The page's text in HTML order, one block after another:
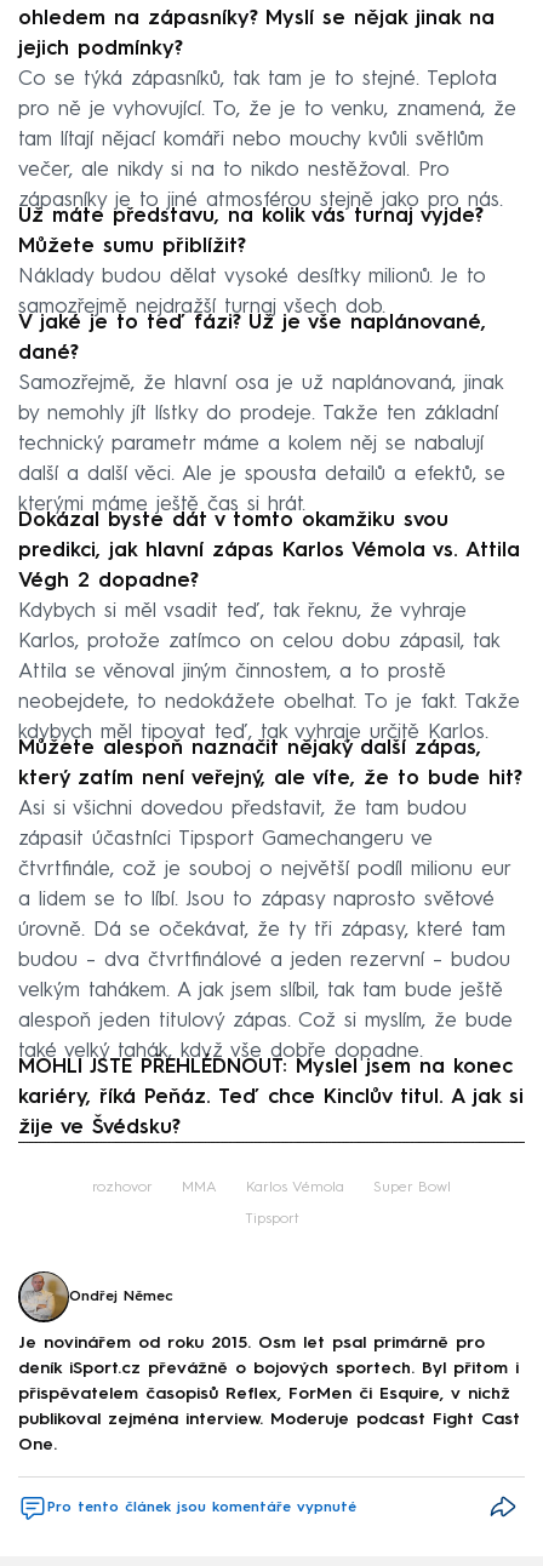
ohledem na zápasníky? Myslí se nějak jinak na
jejich podmínky?
Co se týká zápasníků, tak tam je to stejné. Teplota
pro ně je vyhovující. To, že je to venku, znamená, že
tam lítají nějací komáři nebo mouchy kvůli světlům
večer, ale nikdy si na to nikdo nestěžoval. Pro
zápasníky je to jiné atmosférou stejně jako pro nás.
Už máte představu, na kolik vás turnaj vyjde?
Můžete sumu přiblížit?
Náklady budou dělat vysoké desítky milionů. Je to
samozřejmě nejdražší turnaj všech dob.
V jaké je to teď fázi? Už je vše naplánované,
dané?
Samozřejmě, že hlavní osa je už naplánovaná, jinak
by nemohly jít lístky do prodeje. Takže ten základní
technický parametr máme a kolem něj se nabalují
další a další věci. Ale je spousta detailů a efektů, se
kterými máme ještě čas si hrát.
Dokázal byste dát v tomto okamžiku svou
predikci, jak hlavní zápas Karlos Vémola vs. Attila
Végh 2 dopadne?
Kdybych si měl vsadit teď, tak řeknu, že vyhraje
Karlos, protože zatímco on celou dobu zápasil, tak
Attila se věnoval jiným činnostem, a to prostě
neobejdete, to nedokážete obelhat. To je fakt. Takže
kdybych měl tipovat teď, tak vyhraje určitě Karlos.
Můžete alespoň naznačit nějaký další zápas,
který zatím není veřejný, ale víte, že to bude hit?
Asi si všichni dovedou představit, že tam budou
zápasit účastníci Tipsport Gamechangeru ve
čtvrtfinále, což je souboj o největší podíl milionu eur
a lidem se to líbí. Jsou to zápasy naprosto světové
úrovně. Dá se očekávat, že ty tři zápasy, které tam
budou – dva čtvrtfinálové a jeden rezervní – budou
velkým tahákem. A jak jsem slíbil, tak tam bude ještě
alespoň jeden titulový zápas. Což si myslím, že bude
také velký tahák, když vše dobře dopadne.
MOHLI JSTE PŘEHLÉDNOUT: Myslel jsem na konec
kariéry, říká Peňáz. Teď chce Kinclův titul. A jak si
žije ve Švédsku?
rozhovor MMA Karlos Vémola Super Bowl
Tipsport
Ondřej Němec
Je novinářem od roku 2015. Osm let psal primárně pro
deník iSport.cz převážně o bojových sportech. Byl přitom i
přispěvatelem časopisů Reflex, ForMen či Esquire, v nichž
publikoval zejména interview. Moderuje podcast Fight Cast
One.
Pro tento článek jsou komentáře vypnuté